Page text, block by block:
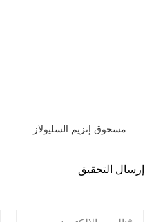
مسحوق إنزيم السليولاز
إرسال التحقيق